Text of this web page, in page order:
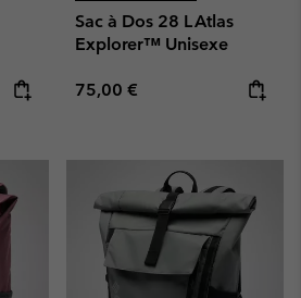
Sac à Dos 28 L Atlas
Explorer™ Unisexe
Regular price:
75,00 €